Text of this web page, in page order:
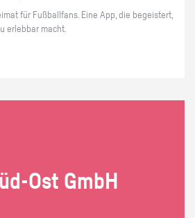
für Fuß­ball­fans. Eine App, die be­geis­tert,
er­leb­bar macht.
Ost GmbH